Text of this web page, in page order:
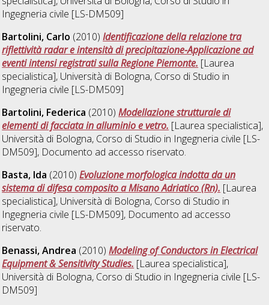
Ingegneria civile [LS-DM509]
Bartolini, Carlo (2010)Identificazione della relazione tra
riflettività radar e intensità di precipitazione-Applicazione ad
eventi intensi registrati sulla Regione Piemonte. [Laurea
specialistica], Università di Bologna, Corso di Studio in
Ingegneria civile [LS-DM509]
Bartolini, Federica (2010)Modellazione strutturale di
elementi di facciata in alluminio e vetro. [Laurea specialistica],
Università di Bologna, Corso di Studio in Ingegneria civile [LS-
DM509], Documento ad accesso riservato.
Basta, Ida (2010)Evoluzione morfologica indotta da un
sistema di difesa composito a Misano Adriatico (Rn). [Laurea
specialistica], Università di Bologna, Corso di Studio in
Ingegneria civile [LS-DM509], Documento ad accesso
riservato.
Benassi, Andrea (2010)Modeling of Conductors in Electrical
Equipment & Sensitivity Studies. [Laurea specialistica],
Università di Bologna, Corso di Studio in Ingegneria civile [LS-
DM509]